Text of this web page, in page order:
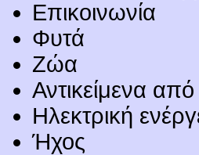
Επικοινωνία
Φυτά
Ζώα
Αντικείμενα
Ηλεκτρική
Ήχος